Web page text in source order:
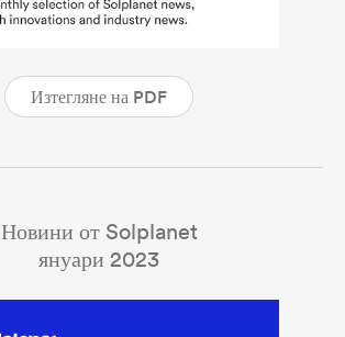
Изтегляне на PDF
Новини от Solplanet
януари 2023